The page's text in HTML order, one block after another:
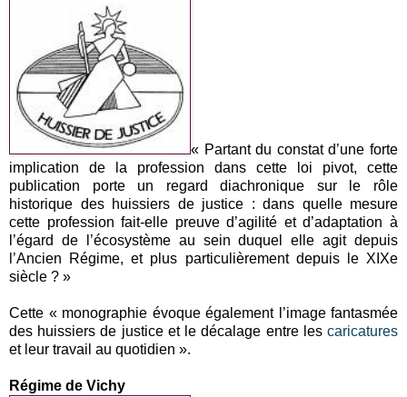
« Partant du constat d’une forte
implication de la profession dans cette loi pivot, cette
publication porte un regard diachronique sur le rôle
historique des huissiers de justice : dans quelle mesure
cette profession fait-elle preuve d’agilité et d’adaptation à
l’égard de l’écosystème au sein duquel elle agit depuis
l’Ancien Régime, et plus particulièrement depuis le XIXe
siècle ? »
Cette « monographie évoque également l’image fantasmée
des huissiers de justice et le décalage entre les caricatures
et leur travail au quotidien ».
Régime de Vichy